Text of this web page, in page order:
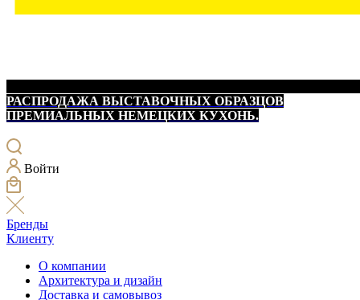
РАСПРОДАЖА ВЫСТАВОЧНЫХ ОБРАЗЦОВ
ПРЕМИАЛЬНЫХ НЕМЕЦКИХ КУХОНЬ.
Войти
Бренды
Клиенту
О компании
Архитектура и дизайн
Доставка и самовывоз